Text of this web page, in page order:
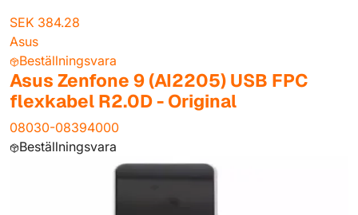
SEK 384.28
Asus
Beställningsvara
Asus Zenfone 9 (AI2205) USB FPC
flexkabel R2.0D - Original
08030-08394000
Beställningsvara